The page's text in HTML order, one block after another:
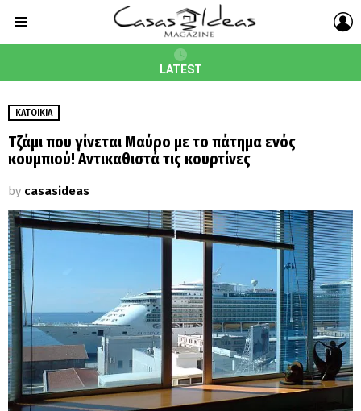
LATEST
ΚΑΤΟΙΚΊΑ
Tζάμι που γίνεται Μαύρο με το πάτημα ενός
κουμπιού! Αντικαθιστά τις κουρτίνες
by casasideas